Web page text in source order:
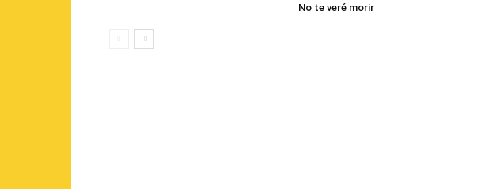
No te veré morir